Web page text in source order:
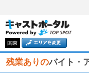
関東
残業ありのバイト・